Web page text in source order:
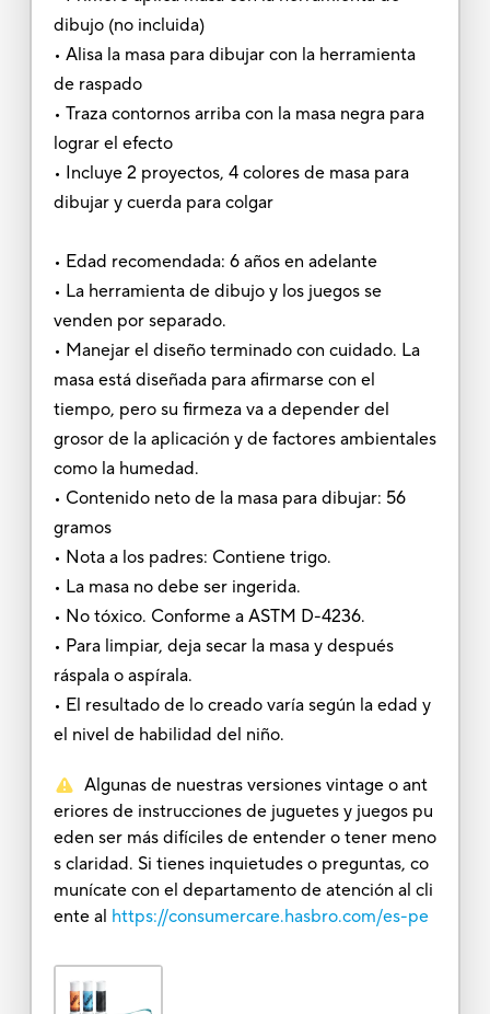
dibujo (no incluida)
• Alisa la masa para dibujar con la herramienta
de raspado
• Traza contornos arriba con la masa negra para
lograr el efecto
• Incluye 2 proyectos, 4 colores de masa para
dibujar y cuerda para colgar
• Edad recomendada: 6 años en adelante
• La herramienta de dibujo y los juegos se
venden por separado.
• Manejar el diseño terminado con cuidado. La
masa está diseñada para afirmarse con el
tiempo, pero su firmeza va a depender del
grosor de la aplicación y de factores ambientales
como la humedad.
• Contenido neto de la masa para dibujar: 56
gramos
• Nota a los padres: Contiene trigo.
• La masa no debe ser ingerida.
• No tóxico. Conforme a ASTM D-4236.
• Para limpiar, deja secar la masa y después
ráspala o aspírala.
• El resultado de lo creado varía según la edad y
el nivel de habilidad del niño.
Algunas de nuestras versiones vintage o ant
eriores de instrucciones de juguetes y juegos pu
eden ser más difíciles de entender o tener meno
s claridad. Si tienes inquietudes o preguntas, co
munícate con el departamento de atención al cli
ente al https://consumercare.hasbro.com/es-pe